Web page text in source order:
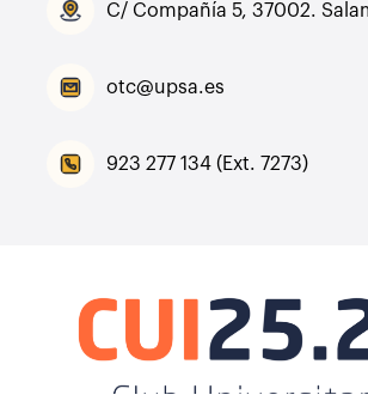
C/ Compañía 5, 37002.
otc@upsa.es
923 277 134 (Ext. 7273)